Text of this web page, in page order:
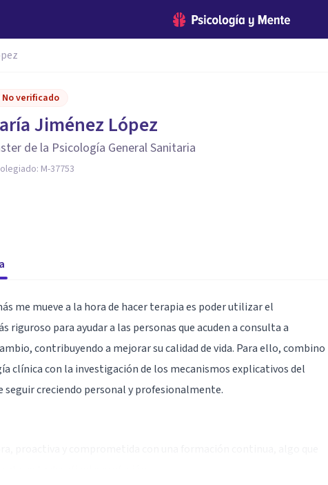
No verificado
Jiménez López
de la Psicología General Sanitaria
M-37753
me mueve a la hora de hacer terapia es poder utilizar el
para ayudar a las personas que acuden a consulta a
contribuyendo a mejorar su calidad de vida. Para ello, combino
clínica con la investigación de los mecanismos explicativos del
creciendo personal y profesionalmente.
esta desafiante profesión.